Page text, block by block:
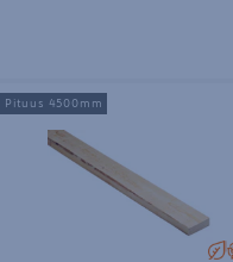
Lauta PROF 32x100x4500 VS/VL
vajaasärmä
Pituus 4500mm